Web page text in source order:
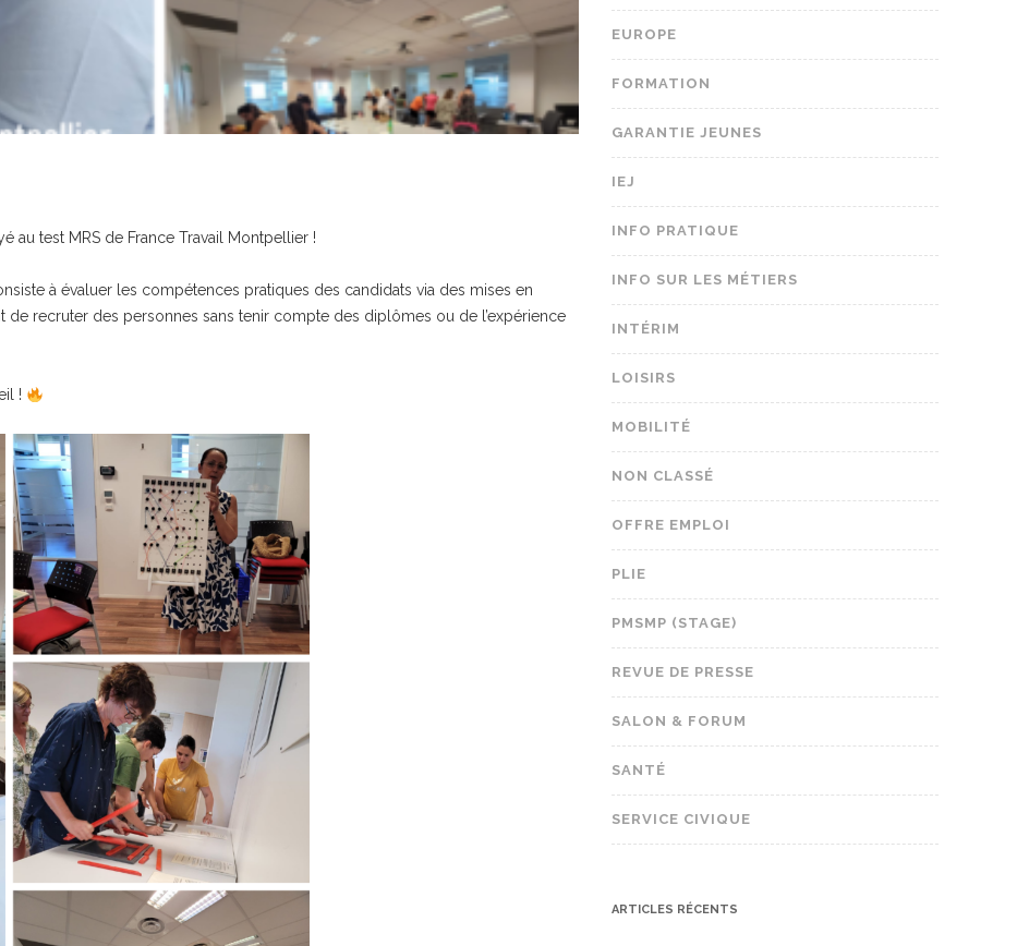
au test MRS de France Travail Montpellier !
à évaluer les compétences pratiques des candidats via des mises en
de recruter des personnes sans tenir compte des diplômes ou de l’expérience
!
EUROPE
FORMATION
GARANTIE JEUNES
IEJ
INFO PRATIQUE
INFO SUR LES MÉTIERS
INTÉRIM
LOISIRS
MOBILITÉ
NON CLASSÉ
OFFRE EMPLOI
PLIE
PMSMP (STAGE)
REVUE DE PRESSE
SALON & FORUM
SANTÉ
SERVICE CIVIQUE
ARTICLES RÉCENTS